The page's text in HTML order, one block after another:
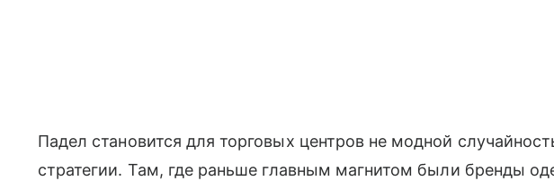
Падел становится для торговых центров не модной
стратегии. Там, где раньше главным магнитом были бренды